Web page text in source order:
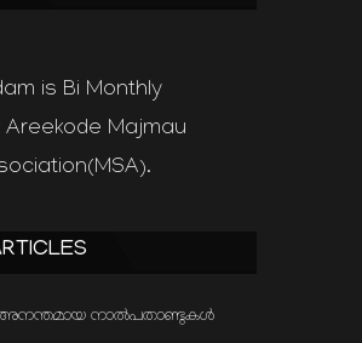
is Bi Monthly
Majmau
അനന്തമായ നാൽപതാണ്ടുകൾ